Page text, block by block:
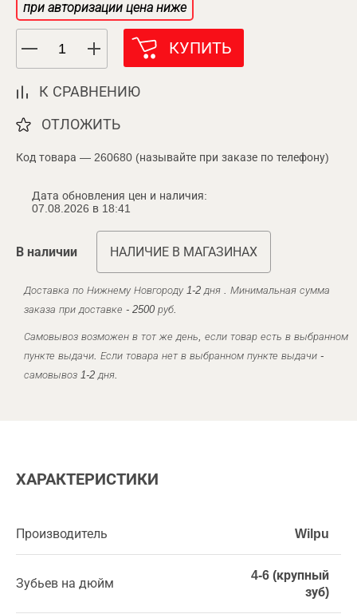
при авторизации цена ниже
КУПИТЬ
К СРАВНЕНИЮ
ОТЛОЖИТЬ
Код товара — 260680 (называйте при заказе по телефону)
Дата обновления цен и наличия:
07.08.2026 в 18:41
В наличии НАЛИЧИЕ В МАГАЗИНАХ
Доставка по Нижнему Новгороду 1-2 дня . Минимальная сумма
заказа при доставке - 2500 руб.
Самовывоз возможен в тот же день, если товар есть в выбранном
пункте выдачи. Если товара нет в выбранном пункте выдачи -
самовывоз 1-2 дня.
ХАРАКТЕРИСТИКИ
Производитель Wilpu
Зубьев на дюйм
4-6 (крупный
зуб)